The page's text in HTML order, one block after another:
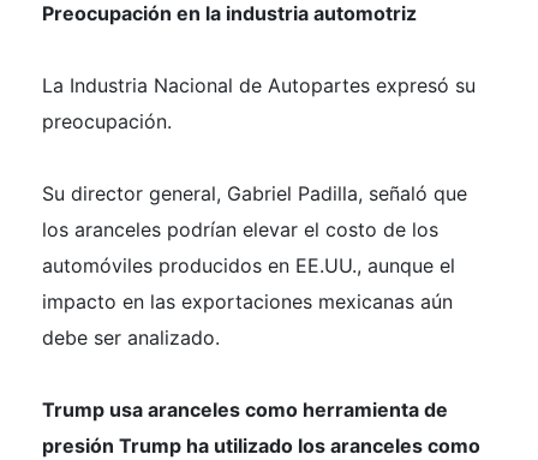
Preocupación en la industria automotriz
La Industria Nacional de Autopartes expresó su
preocupación.
Su director general, Gabriel Padilla, señaló que
los aranceles podrían elevar el costo de los
automóviles producidos en EE.UU., aunque el
impacto en las exportaciones mexicanas aún
debe ser analizado.
Trump usa aranceles como herramienta de
presión Trump ha utilizado los aranceles como